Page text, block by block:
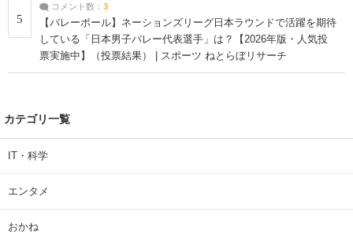
5
コメント数： 3
【バレーボール】ネーションズリーグ日本ラウンドで活躍を期待
している「日本男子バレー代表選手」は？【2026年版・人気投
票実施中】（投票結果） | スポーツ ねとらぼリサーチ
カテゴリ一覧
IT・科学
エンタメ
おかね